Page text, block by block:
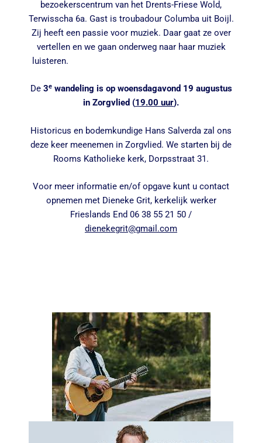
bezoekerscentrum van het Drents-Friese Wold,
Terwisscha 6a. Gast is troubadour Columba uit Boijl.
Zij heeft een passie voor muziek. Daar gaat ze over
vertellen en we gaan onderweg naar haar muziek
luisteren.
De 3ewandeling is op woensdagavond 19 augustus
in Zorgvlied (19.00 uur).
Historicus en bodemkundige Hans Salverda zal ons
deze keer meenemen in Zorgvlied. We starten bij de
Rooms Katholieke kerk, Dorpsstraat 31.
Voor meer informatie en/of opgave kunt u contact
opnemen met Dieneke Grit, kerkelijk werker
Frieslands End 06 38 55 21 50 /
dienekegrit@gmail.com